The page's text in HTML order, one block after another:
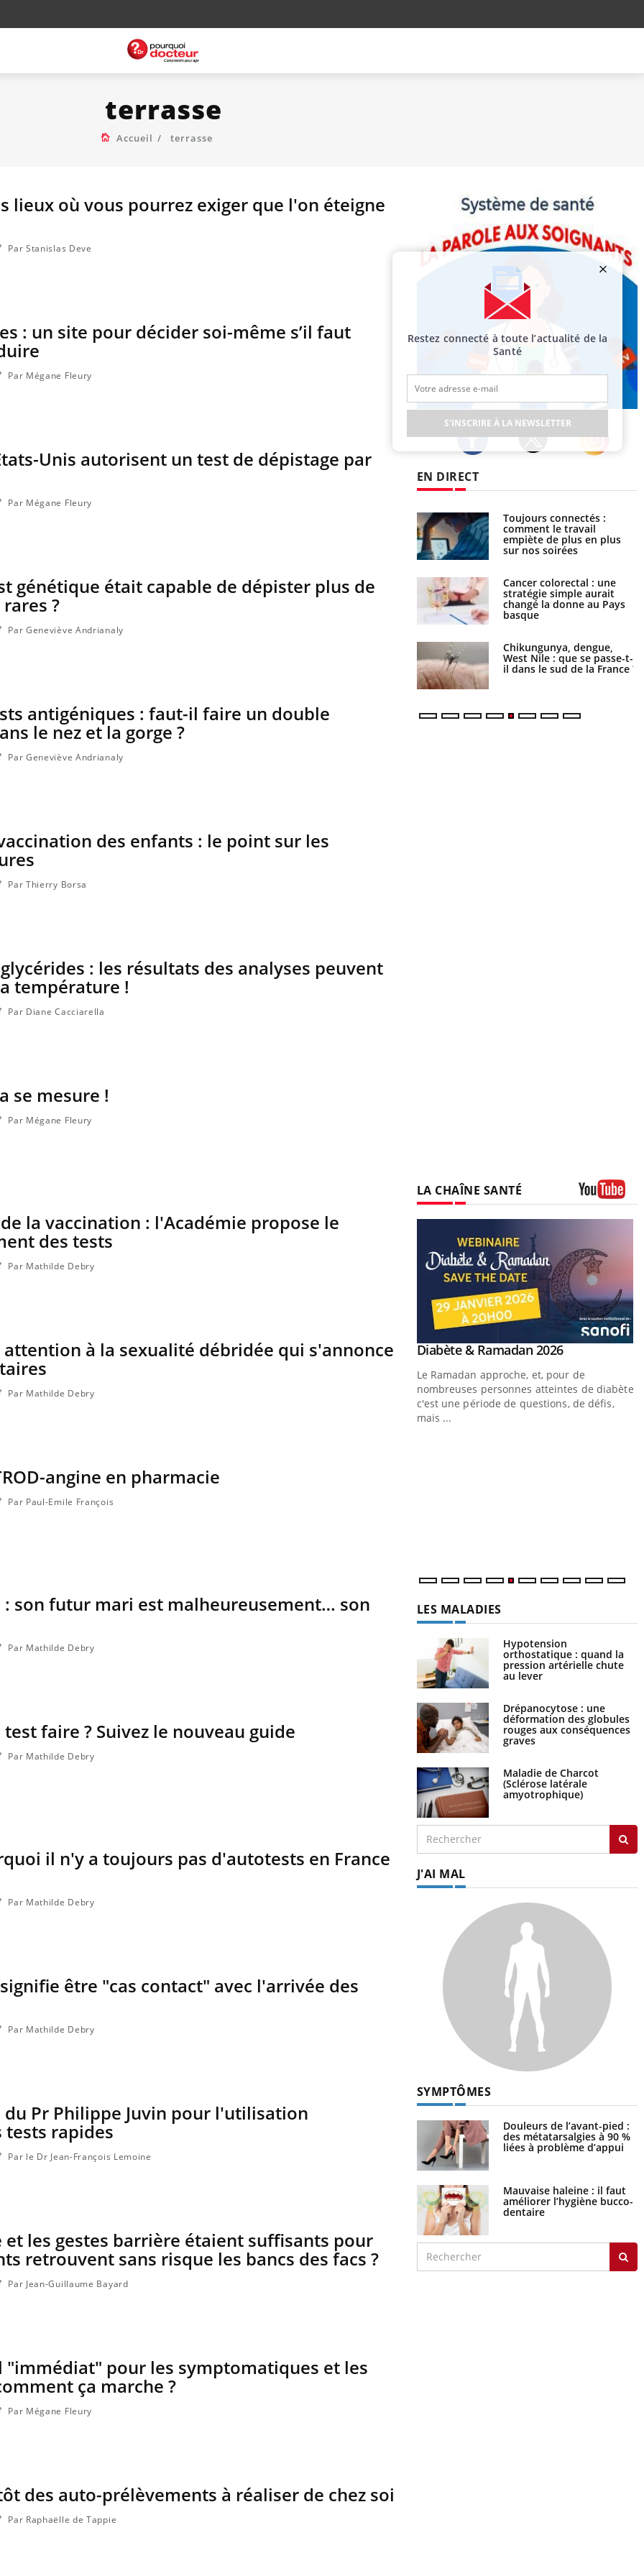
terrasse
Accueil terrasse
lieux où vous pourrez exiger que l'on éteigne
Par Stanislas Deve
: un site pour décider soi-même s’il faut
Par Mégane Fleury
Unis autorisent un test de dépistage par
Par Mégane Fleury
génétique était capable de dépister plus de
?
Par Geneviève Andrianaly
antigéniques : faut-il faire un double
le nez et la gorge ?
Par Geneviève Andrianaly
des enfants : le point sur les
Par Thierry Borsa
: les résultats des analyses peuvent
température !
Par Diane Cacciarella
se mesure !
Par Mégane Fleury
la vaccination : l'Académie propose le
des tests
Par Mathilde Debry
attention à la sexualité débridée qui s'annonce
Par Mathilde Debry
angine en pharmacie
Par Paul-Emile François
: son futur mari est malheureusement… son
Par Mathilde Debry
faire ? Suivez le nouveau guide
Par Mathilde Debry
il n'y a toujours pas d'autotests en France
Par Mathilde Debry
être "cas contact" avec l'arrivée des
Par Mathilde Debry
Pr Philippe Juvin pour l'utilisation
rapides
Par le Dr Jean-François Lemoine
et les gestes barrière étaient suffisants pour
retrouvent sans risque les bancs des facs ?
Par Jean-Guillaume Bayard
"immédiat" pour les symptomatiques et les
ça marche ?
Par Mégane Fleury
des auto-prélèvements à réaliser de chez soi
Par Raphaëlle de Tappie
EN DIRECT
Grossesse à risque : ce jus
naturel attire l'attention
Toujours connectés :
comment le travail
empiète de plus en plus
sur nos soirées
Cancer colorectal : une
stratégie simple aurait
changé la donne au Pays
basque
Chikungunya, dengue,
West Nile : que se passe-t-
il dans le sud de la France ?
Les médicaments GLP-1
protègent-ils aussi les os ?
Cytomégalovirus : ce qui
change dans la prise en
charge des femmes
enceintes
La sieste empêche-t-elle de
dormir la nuit ?
LA CHAÎNE SANTÉ
Chronique des Mains : se
pour l’été !
et avec lui, un tout nouveau
de vie ! Vacances, plage, piscine,
Youtube
Diabète & Ramadan 2026Youtube
Le Ramadan approche, et, pour de
nombreuses personnes atteintes de diabète,
c'est une période de questions, de défis,
mais ...
LES MALADIES
Hypotension
orthostatique : quand la
pression artérielle chute
au lever
Drépanocytose : une
déformation des globules
rouges aux conséquences
graves
Maladie de Charcot
(Sclérose latérale
amyotrophique)
J'AI MAL
SYMPTÔMES
Douleurs de l’avant-pied :
des métatarsalgies à 90 %
liées à problème d’appui
Mauvaise haleine : il faut
améliorer l’hygiène bucco-
dentaire
Restez connecté à toute l’actualité de la
Santé
S'INSCRIRE À LA NEWSLETTER